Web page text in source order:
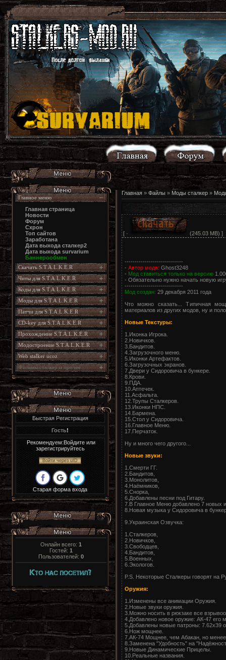
Главное меню
Главная страница
Новости
Форум
Схрон
Топ сайтов
Заработана
Дата выхода сталкер2
Дата выхода survarium
Баннерообмен
Скачать S.T.A.L.K.E.R
Читы для S.T.A.L.K.E.R
Коды для S.T.A.L.K.E.R
Моды для S.T.A.L.K.E.R
Патчи для S.T.A.L.K.E.R
CD-key для S.T.A.L.K.E.R
Прохождение S.T.A.L.K.E.R
Модостроение S.T.A.L.K.E.R
Web stalker ucoz
Фильмы сталкер и прочее
Быстрая Регистрация
Гость!
Рекомендуем:Войдите или
зарегистрируйтесь
Войти через uID
Старая форма входа
Онлайн всего: 1
Гостей: 1
Пользователей: 0
Главная» Файлы» Моды сталкер»
[ · (245.03 MB) ]
-----------------------------
- Автор мода: Ghost3248
- Мод ставиться только на версию
- Обязательно нужно начать новую
-----------------------------
Мод создан: 29 декабря 2011 года
Что можно сказать... Типичная
материалов из других модов, ну и
Новые Текстуры:
1.Иконка Игрока.
2.Новичков.
3.Бандитов.
4.Загрузочного меню.
5.Иконки Артефактов.
6.Загрузочных экранов.
7.Двери у Сидоровича в бункере.
8.Крови.
9.ПДА.
10.Аптечек.
11.Асфальта.
12.Трупы Сталкеров.
13.Иконки НПС.
14.Бармена.
15.Стол у Сидоровича.
16.Главное Меню.
17.Перчаток.
Ну и много чего другого...
Новые звуки:
1.Смерти ГГ.
2.Бандитов,
3.Монолитов,
4.Наёмников,
5.Снорка,
6.Добавлены песни под Гитару.
7.В Главное Меню добавлено 7 новых
8.Новая музыка у Сидоровича в
9.Украинская Озвучка:
1.Сталкеров,
2.Новичков,
3.Свободцев,
4.Бандитов,
5.Военных,
6.Экологов.
P.S. Некоторые Сталкеры говорят на
Оружия:
1.Изменены все анимации Оружия.
2.Новые звуки оружия.
3.Можно носить в рюкзаке все
4.Добавлено новое оружие: АК-47 его
5.Добавлены новые патроны: 7.62х39
6.Нож мощнее.
7.АК-74 Мощнее, чем Абакан, но менее
8.Заменена "Удобность" на
9.Новые Динамические Прицелы.
10.Реальные названия.